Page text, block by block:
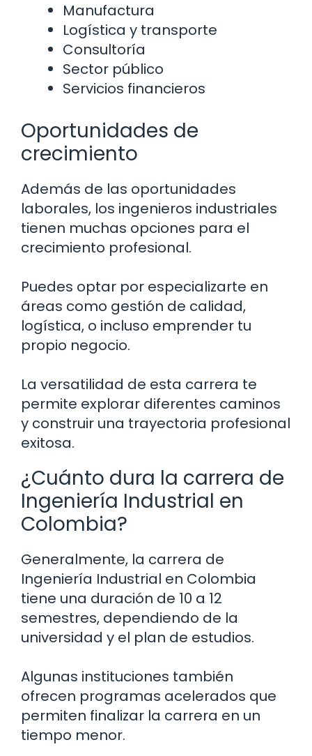
Manufactura
Logística y transporte
Consultoría
Sector público
Servicios financieros
Oportunidades de
crecimiento
Además de las oportunidades
laborales, los ingenieros industriales
tienen muchas opciones para el
crecimiento profesional.
Puedes optar por especializarte en
áreas como gestión de calidad,
logística, o incluso emprender tu
propio negocio.
La versatilidad de esta carrera te
permite explorar diferentes caminos
y construir una trayectoria profesional
exitosa.
¿Cuánto dura la carrera de
Ingeniería Industrial en
Colombia?
Generalmente, la carrera de
Ingeniería Industrial en Colombia
tiene una duración de 10 a 12
semestres, dependiendo de la
universidad y el plan de estudios.
Algunas instituciones también
ofrecen programas acelerados que
permiten finalizar la carrera en un
tiempo menor.